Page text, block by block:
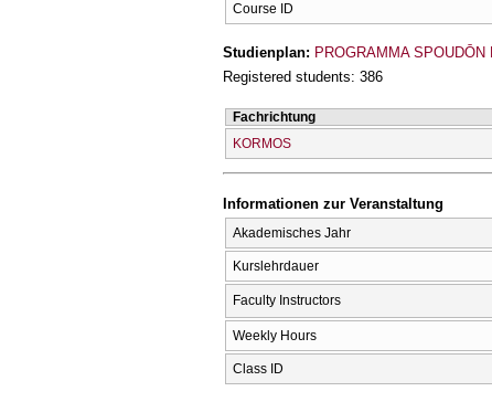
Course ID
Studienplan: PROGRAMMA
Registered students: 386
Fachrichtung
KORMOS
Informationen zur Veranstaltung
Akademisches Jahr
Kurslehrdauer
Faculty Instructors
Weekly Hours
Class ID